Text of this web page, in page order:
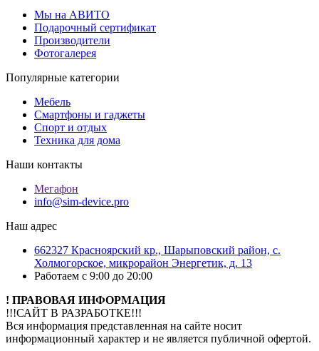
Мы на АВИТО
Подарочный сертификат
Производители
Фотогалерея
Популярные категории
Мебель
Смартфоны и гаджеты
Спорт и отдых
Техника для дома
Наши контакты
Мегафон
info@sim-device.pro
Наш адрес
662327 Красноярский кр., Шарыповский район, с.
Холмогорское, микрорайон Энергетик, д. 13
Работаем с 9:00 до 20:00
! ПРАВОВАЯ ИНФОРМАЦИЯ
!!!САЙТ В РАЗРАБОТКЕ!!!
Вся информация представленная на сайте носит
информационный характер и не является публичной офертой.